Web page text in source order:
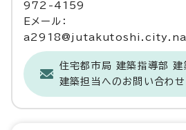
972-4159
Eメール：
住宅都市局 建築指導部
建築担当へのお問い合わせ